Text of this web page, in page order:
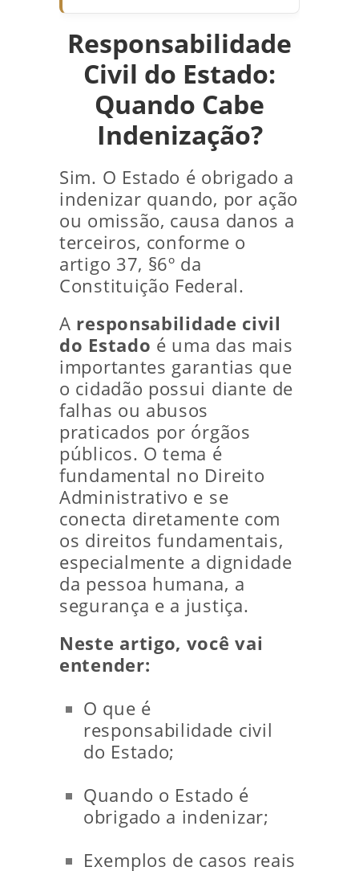
Responsabilidade
Civil do Estado:
Quando Cabe
Indenização?
Sim. O Estado é obrigado a
indenizar quando, por ação
ou omissão, causa danos a
terceiros, conforme o
artigo 37, §6º da
Constituição Federal.
A responsabilidade civil
do Estado é uma das mais
importantes garantias que
o cidadão possui diante de
falhas ou abusos
praticados por órgãos
públicos. O tema é
fundamental no Direito
Administrativo e se
conecta diretamente com
os direitos fundamentais,
especialmente a dignidade
da pessoa humana, a
segurança e a justiça.
Neste artigo, você vai
entender:
O que é
responsabilidade civil
do Estado;
Quando o Estado é
obrigado a indenizar;
Exemplos de casos reais